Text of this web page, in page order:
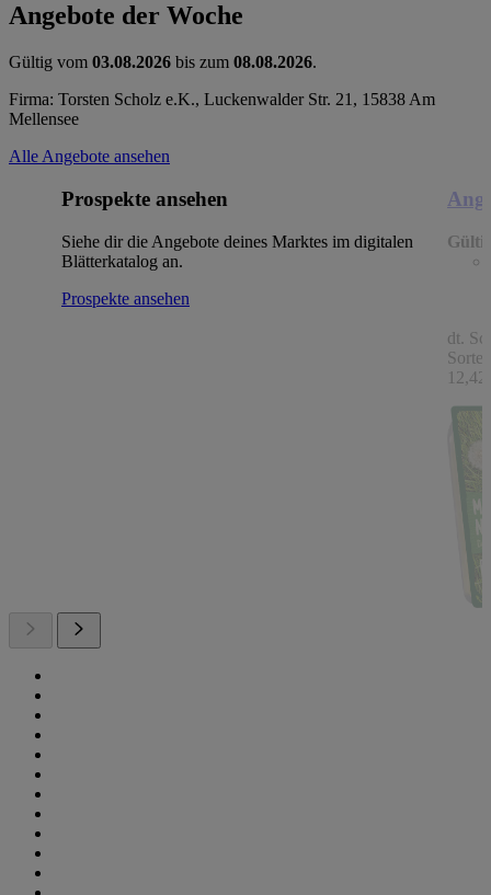
Angebote der Woche
Gültig vom 03.08.2026 bis zum 08.08.2026.
Firma: Torsten Scholz e.K., Luckenwalder Str. 21, 15838 Am
Mellensee
Alle Angebote ansehen
Prospekte ansehen
Siehe dir die Angebote deines Marktes im digitalen
Blätterkatalog an.
Prospekte ansehen
dt.